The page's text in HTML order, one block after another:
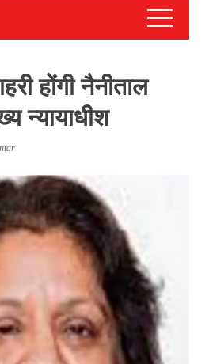
होंगी नैनीताल
न्यायाधीश